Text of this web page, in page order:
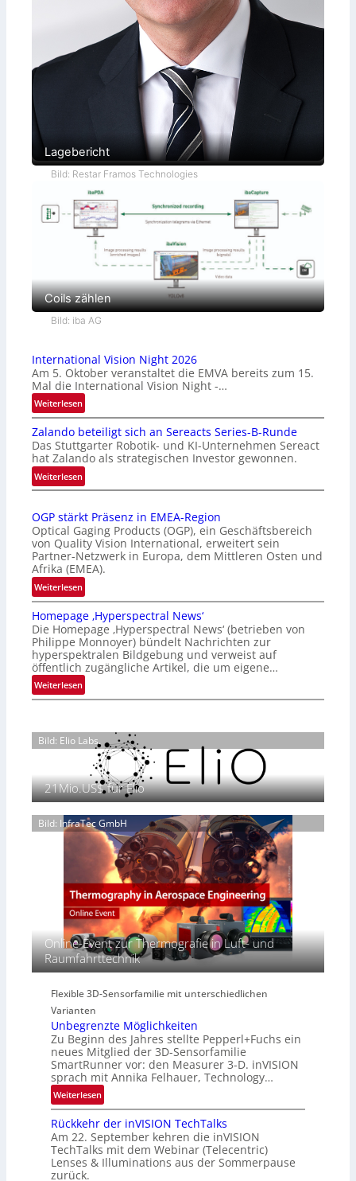
Lagebericht
Bild: Restar Framos Technologies
Coils zählen
Bild: iba AG
International Vision Night 2026
Am 5. Oktober veranstaltet die EMVA bereits zum 15.
Mal die International Vision Night -…
Weiterlesen:
I
n
t
e
r
n
t
i
o
n
l
V
i
s
i
o
n
g
h
2
0
6
Zalando beteiligt sich an Sereacts Series-B-Runde
Das Stuttgarter Robotik- und KI-Unternehmen Sereact
hat Zalando als strategischen Investor gewonnen.
Weiterlesen:
Z
l
a
n
d
o
b
e
t
e
i
i
g
s
i
h
a
S
a
c
t
s
S
e
r
-
B
-
R
u
n
d
e
OGP stärkt Präsenz in EMEA-Region
Optical Gaging Products (OGP), ein Geschäftsbereich
von Quality Vision International, erweitert sein
Partner-Netzwerk in Europa, dem Mittleren Osten und
Afrika (EMEA).
Weiterlesen:
O
G
P
s
t
ä
r
P
r
s
e
n
z
A
-
R
e
i
o
n
Homepage ‚Hyperspectral News‘
Die Homepage ‚Hyperspectral News‘ (betrieben von
Philippe Monnoyer) bündelt Nachrichten zur
hyperspektralen Bildgebung und verweist auf
öffentlich zugängliche Artikel, die um eigene…
Weiterlesen:
H
m
e
g
e
‚
H
e
r
s
p
e
c
t
l
N
e
w
s
‘
Bild: Elio Labs.
21Mio.US$ für Elio
Bild: InfraTec GmbH
Online-Event zur Thermografie in Luft- und
Raumfahrttechnik
Flexible 3D-Sensorfamilie mit unterschiedlichen
Varianten
Unbegrenzte Möglichkeiten
Zu Beginn des Jahres stellte Pepperl+Fuchs ein
neues Mitglied der 3D-Sensorfamilie
SmartRunner vor: den Measurer 3-D. inVISION
sprach mit Annika Felhauer, Technology…
Weiterlesen:
U
n
b
e
g
Rückkehr der inVISION TechTalks
Am 22. September kehren die inVISION
TechTalks mit dem Webinar (Telecentric)
Lenses & Illuminations aus der Sommerpause
zurück.